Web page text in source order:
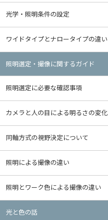
光学・照明条件の設定
ワイドタイプとナロータイプの違い
照明選定・撮像に関するガイド
照明選定に必要な確認事項
カメラと人の目による明るさの変化
同軸方式の視野決定について
照明による撮像の違い
照明とワーク色による撮像の違い
光と色の話